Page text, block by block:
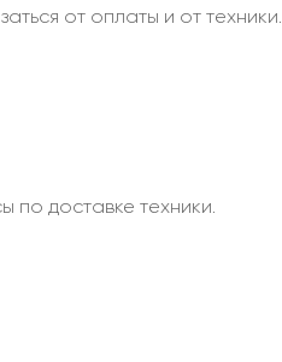
от оплаты и от техники.
по доставке техники.